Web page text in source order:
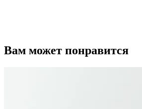
Вам может понравится